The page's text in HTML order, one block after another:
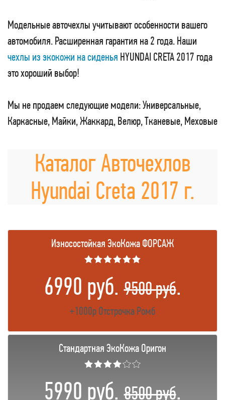
Модельные авточехлы учитывают особенности вашего
автомобиля. Расширенная гарантия на 2 года. Наши
чехлы из экокожи на сиденья HYUNDAI CRETA 2017 года
это хороший выбор!
Мы не продаем следующие модели: Универсальные,
Каркасные, Майки, Жаккард, Велюр, Тканевые, Меховые
Каталог Авточехлов
Hyundai Creta 2017 г.
Износостойкая ЭкоКожа ФОРСАЖ
★★★★★★
6990 руб.9500 руб.
+1000р Отстрочка Ромб
Стандартная ЭкоКожа Оригон
★★★★☆☆
5990 руб.8500 руб.